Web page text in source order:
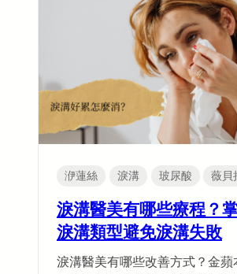
洢蓮絲 淚溝 玻尿酸 薇貝
淚溝醫美有哪些療程？
淚溝類型避免淚溝失敗
淚溝醫美有哪些改善方式？金蘋